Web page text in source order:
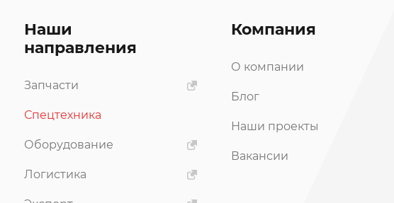
Наши
направления
Запчасти
Спецтехника
Оборудование
Логистика
Компания
О компании
Блог
Наши проекты
Вакансии